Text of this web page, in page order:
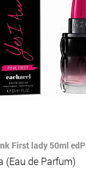
First lady 50ml edP
de Parfum)